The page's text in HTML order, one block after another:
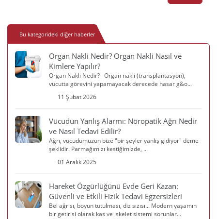
Bu kategorideki diğer haberler
Organ Nakli Nedir? Organ Nakli Nasıl ve
Kimlere Yapılır?
Organ Nakli Nedir? Organ nakli (transplantasyon),
vücutta görevini yapamayacak derecede hasar g&o...
11 Şubat 2026
Vücudun Yanlış Alarmı: Nöropatik Ağrı Nedir
ve Nasıl Tedavi Edilir?
Ağrı, vücudumuzun bize "bir şeyler yanlış gidiyor" deme
şeklidir. Parmağımızı kestiğimizde, ...
01 Aralık 2025
Hareket Özgürlüğünü Evde Geri Kazan:
Güvenli ve Etkili Fizik Tedavi Egzersizleri
Bel ağrısı, boyun tutulması, diz sızısı... Modern yaşamın
bir getirisi olarak kas ve iskelet sistemi sorunlar...